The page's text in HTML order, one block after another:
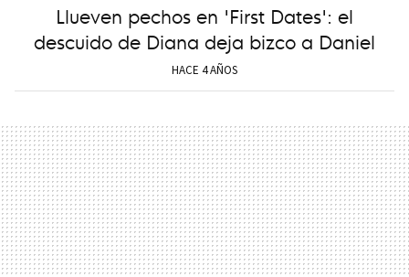
Llueven pechos en 'First Dates': el
descuido de Diana deja bizco a Daniel
HACE 4 AÑOS